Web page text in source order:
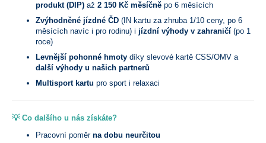
produkt (DIP) až 2 150 Kč měsíčně po 6 měsících
Zvýhodněné jízdné ČD (IN kartu za zhruba 1/10 ceny, po 6
měsících navíc i pro rodinu) i jízdní výhody v zahraničí (po 1
roce)
Levnější pohonné hmoty díky slevové kartě CSS/OMV a
další výhody u našich partnerů
Multisport kartu pro sport i relaxaci
💡 Co dalšího u nás získáte?
Pracovní poměr na dobu neurčitou